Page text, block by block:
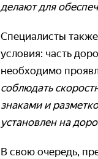
делают для
Специалисты
условия: часть
необходимо
соблюдать
знаками и
установлен на
В свою очередь,